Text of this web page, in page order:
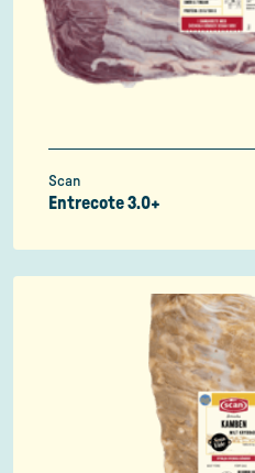
Scan
Entrecote 3.0+